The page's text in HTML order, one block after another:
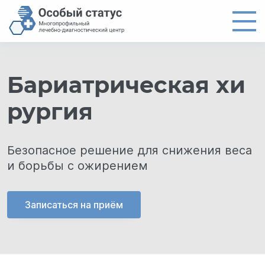
Направления
О центре
Бариатрическая хи
рургия
Безопасное решение для снижения веса
и борьбы с ожирением
Записаться на приём